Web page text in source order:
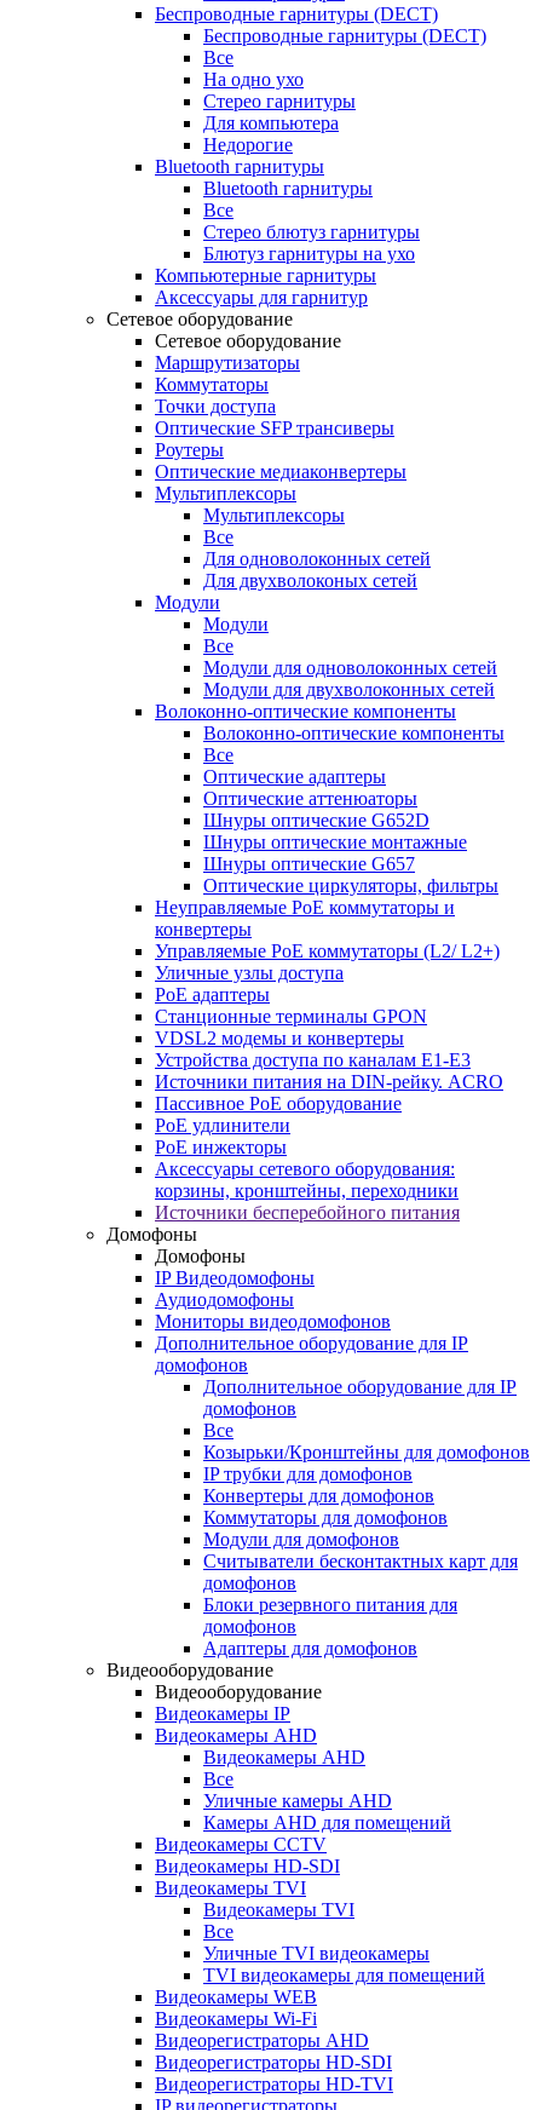
Беспроводные гарнитуры (DECT)
Беспроводные гарнитуры (DECT)
Все
На одно ухо
Стерео гарнитуры
Для компьютера
Недорогие
Bluetooth гарнитуры
Bluetooth гарнитуры
Все
Стерео блютуз гарнитуры
Блютуз гарнитуры на ухо
Компьютерные гарнитуры
Аксессуары для гарнитур
Сетевое оборудование
Сетевое оборудование
Маршрутизаторы
Коммутаторы
Точки доступа
Оптические SFP трансиверы
Роутеры
Оптические медиаконвертеры
Мультиплексоры
Мультиплексоры
Все
Для одноволоконных сетей
Для двухволоконых сетей
Модули
Модули
Все
Модули для одноволоконных сетей
Модули для двухволоконных сетей
Волоконно-оптические компоненты
Волоконно-оптические компоненты
Все
Оптические адаптеры
Оптические аттенюаторы
Шнуры оптические G652D
Шнуры оптические монтажные
Шнуры оптические G657
Оптические циркуляторы, фильтры
Неуправляемые PoE коммутаторы и
конвертеры
Управляемые PoE коммутаторы (L2/ L2+)
Уличные узлы доступа
PoE адаптеры
Станционные терминалы GPON
VDSL2 модемы и конвертеры
Устройства доступа по каналам E1-E3
Источники питания на DIN-рейку. ACRO
Пассивное PoE оборудование
PoE удлинители
PoE инжекторы
Аксессуары сетевого оборудования:
корзины, кронштейны, переходники
Источники бесперебойного питания
Домофоны
Домофоны
IP Видеодомофоны
Аудиодомофоны
Мониторы видеодомофонов
Дополнительное оборудование для IP
домофонов
Дополнительное оборудование для IP
домофонов
Все
Козырьки/Кронштейны для домофонов
IP трубки для домофонов
Конвертеры для домофонов
Коммутаторы для домофонов
Модули для домофонов
Считыватели бесконтактных карт для
домофонов
Блоки резервного питания для
домофонов
Адаптеры для домофонов
Видеооборудование
Видеооборудование
Видеокамеры IP
Видеокамеры AHD
Видеокамеры AHD
Все
Уличные камеры AHD
Камеры AHD для помещений
Видеокамеры CCTV
Видеокамеры HD-SDI
Видеокамеры TVI
Видеокамеры TVI
Все
Уличные TVI видеокамеры
TVI видеокамеры для помещений
Видеокамеры WEB
Видеокамеры Wi-Fi
Видеорегистраторы AHD
Видеорегистраторы HD-SDI
Видеорегистраторы HD-TVI
IP видеорегистраторы